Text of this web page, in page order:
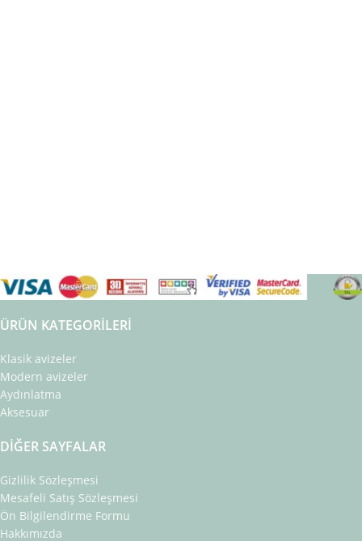
ÜRÜN KATEGORILERI
Klasik avizeler
Modern avizeler
Aydınlatma
Aksesuar
DIĞER SAYFALAR
Gizlilik Sözleşmesi
Mesafeli Satış Sözleşmesi
Ön Bilgilendirme Formu
Hakkımızda